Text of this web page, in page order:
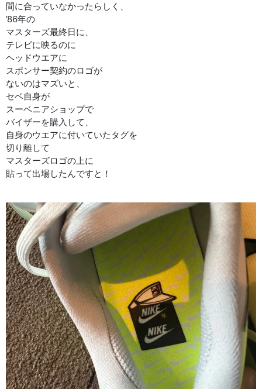
間に合っていなかったらしく、
’86年の
マスターズ最終日に、
テレビに映るのに
ヘッドウエアに
スポンサー契約のロゴが
ないのはマズいと、
セベ自身が
スーベニアショップで
バイザーを購入して、
自身のウエアに付いていたタグを
切り離して
マスターズロゴの上に
貼って出場したんですと！